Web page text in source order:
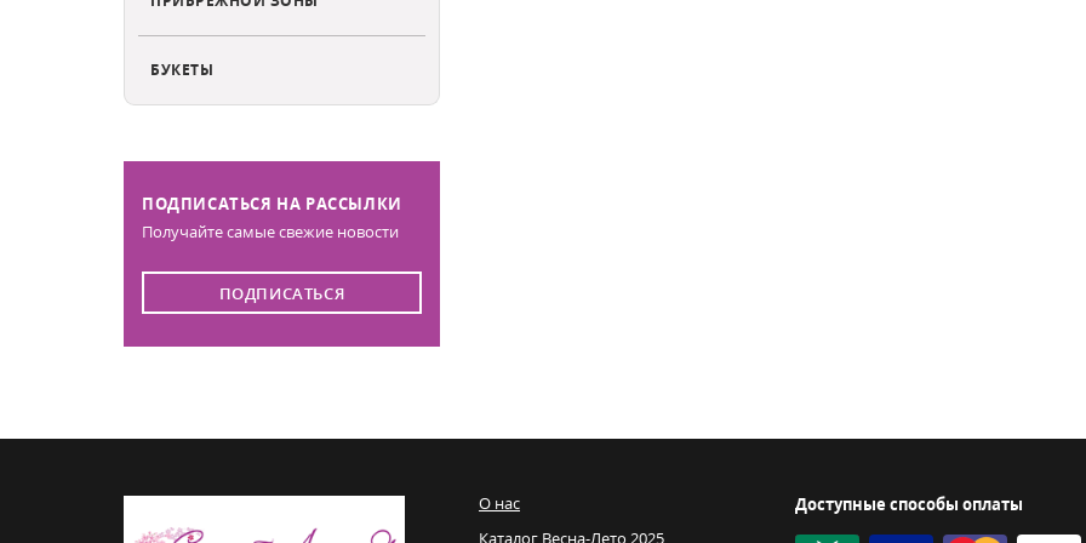
БУКЕТЫ
ПОДПИСАТЬСЯ НА РАССЫЛКИ
Получайте самые свежие новости
ПОДПИСАТЬСЯ
О нас
Каталог Весна-Лето 2025
Доступные способы оплаты